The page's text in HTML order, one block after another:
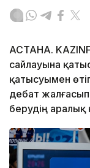
АСТАНА.
сайлауына
қатысуымен
дебат
берудің